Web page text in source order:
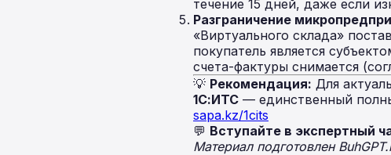
течение 15 дней, даже если
Разграничение
«Виртуального склада»
покупатель является
счета-фактуры снимается
💡 Рекомендация: Для
1С:ИТС — единственный
sapa.kz/1cits
💬 Вступайте в экспертный
Материал подготовлен